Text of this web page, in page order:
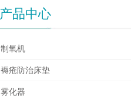
产品中心
制氧机
褥疮防治床垫
雾化器